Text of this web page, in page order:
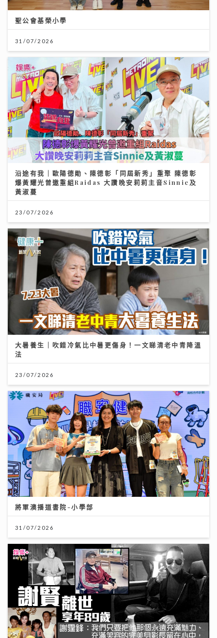
聖公會基榮小學
31/07/2026
沿途有我｜歐陽德勛、陳德彰「同屆新秀」重聚 陳德彰
爆黃耀光曾邀重組Raidas 大讚晚安莉莉主音Sinnie及
黃淑蔓
23/07/2026
大暑養生｜吹錯冷氣比中暑更傷身！一文睇清老中青降溫
法
23/07/2026
將軍澳播道書院-小學部
31/07/2026